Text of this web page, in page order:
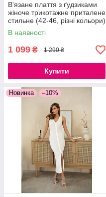
В'язане плаття з ґудзиками
жіноче трикотажне приталене
стильне (42-46, різні кольори)
В наявності
1 099 ₴ 1 290 ₴
Купити
Новинка –10%